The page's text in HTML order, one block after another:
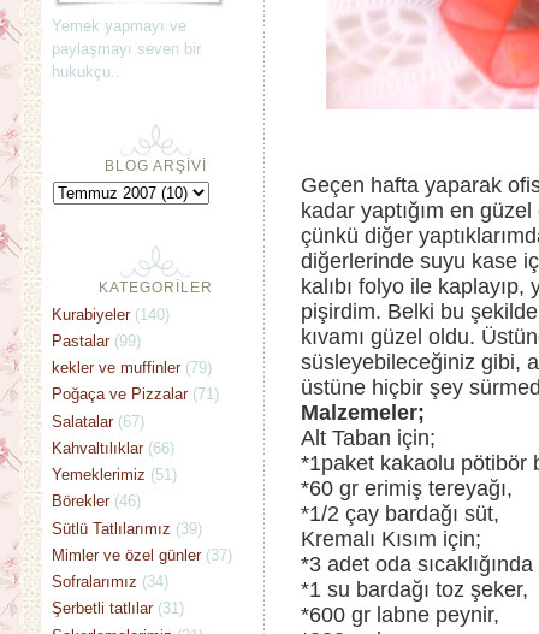
Geçen hafta yaparak
kadar yaptığım en
çünkü diğer
diğerlerinde suyu kase
kalıbı folyo ile
pişirdim. Belki bu
kıvamı güzel oldu.
süsleyebileceğiniz gibi,
üstüne hiçbir şey
Malzemeler;
Alt Taban için;
*1paket kakaolu pötibör
*60 gr erimiş tereyağı,
*1/2 çay bardağı süt,
Kremalı Kısım için;
*3 adet oda
*1 su bardağı toz şeker,
*600 gr labne peynir,
Yemek yapmayı ve
paylaşmayı seven bir
hukukçu..
BLOG ARŞİVİ
KATEGORİLER
Kurabiyeler (140)
Pastalar (99)
kekler ve muffinler (79)
Poğaça ve Pizzalar (71)
Salatalar (67)
Kahvaltılıklar (66)
Yemeklerimiz (51)
Börekler (46)
Sütlü Tatlılarımız (39)
Mimler ve özel günler (37)
Sofralarımız (34)
Şerbetli tatlılar (31)